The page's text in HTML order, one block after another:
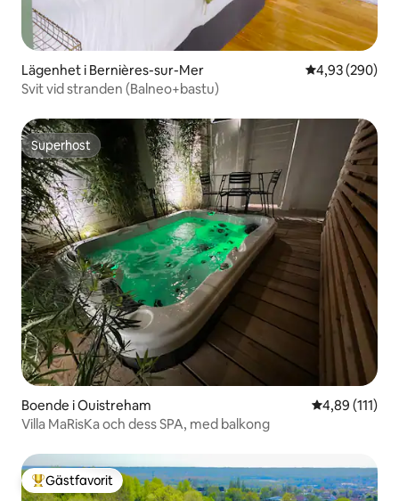
Lägenhet i Bernières-sur-Mer 4,93 av 5 i
4,93 (290)
Svit vid stranden (Balneo+bastu)
Superhost
Superhost
Boende i Ouistreham 4,89 av 5 i
4,89 (111)
Villa MaRisKa och dess SPA, med balkong
Populär gästfavorit
Gästfavorit